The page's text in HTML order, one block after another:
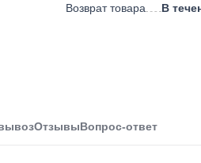
Возврат товара
В
ОтзывыВопрос-ответ